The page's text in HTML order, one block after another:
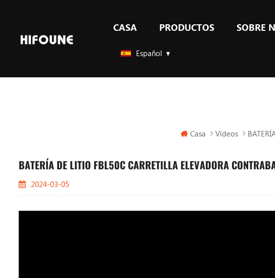
CASA PRODUCTOS SOBRE
Español
Casa Vídeos
BATERÍA DE LITIO FBL50C CARRETILLA ELEVADORA
2024-03-05